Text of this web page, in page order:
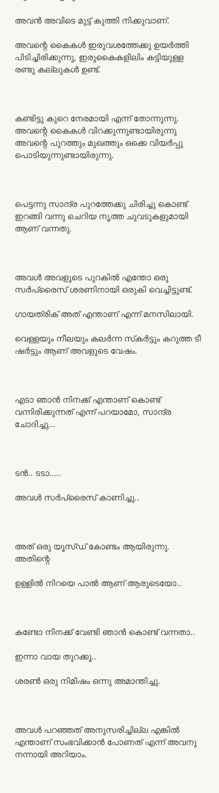
അവൻ അവിടെ മുട്ട് കുത്തി നിക്കുവാണ്.
അവന്റെ കൈകൾ ഇരുവശത്തേക്കു ഉയർത്തി
പിടിച്ചിരിക്കുന്നു, ഇരുകൈകളിലിം കട്ടിയുള്ള
രണ്ടു കല്ലുകൾ ഉണ്ട്.
കണ്ടിട്ടു കുറെ നേരമായി എന്ന് തോന്നുന്നു.
അവന്റെ കൈകൾ വിറക്കുന്നുണ്ടായിരുന്നു
അവന്റെ പുറത്തും മുഖത്തും ഒക്കെ വിയർപ്പു
പൊടിയുന്നുണ്ടായിരുന്നു.
പെട്ടന്നു സാന്ദ്ര പുറത്തേക്കു ചിരിച്ചു കൊണ്ട്
ഇറങ്ങി വന്നു ചെറിയ നൃത്ത ചുവടുകളുമായി
ആണ് വന്നതു.
അവൾ അവളുടെ പുറകിൽ എന്തോ ഒരു
സർപ്രൈസ് ശരണിനായി ഒരുകി വെച്ചിട്ടുണ്ട്.
ഗായത്രിക് അത് എന്താണ് എന്ന് മനസിലായി.
വെള്ളയും നീലയും കലർന്ന സ്‌കർട്ടും കറുത്ത ടീ
ഷർട്ടും ആണ് അവളുടെ വേഷം.
എടാ ഞാൻ നിനക്ക് എന്താണ് കൊണ്ട്
വന്നിരിക്കുന്നത് എന്ന് പറയാമോ, സാന്ദ്ര
ചോദിച്ചു…
ടൻ.. ടടാ…..
അവൾ സർപ്രൈസ് കാണിച്ചു..
അത് ഒരു യൂസ്ഡ് കോണ്ടം ആയിരുന്നു.
അതിന്റെ
ഉള്ളിൽ നിറയെ പാൽ ആണ് ആരുടെയോ..
കണ്ടോ നിനക്ക് വേണ്ടി ഞാൻ കൊണ്ട് വന്നതാ..
ഇന്നാ വായ തുറക്കൂ..
ശരൺ ഒരു നിമിഷം ഒന്നു അമാന്തിച്ചു.
അവൾ പറഞ്ഞത് അനുസരിച്ചില്ല എങ്കിൽ
എന്താണ് സംഭവിക്കാൻ പോണത് എന്ന് അവനു
നന്നായി അറിയാം.